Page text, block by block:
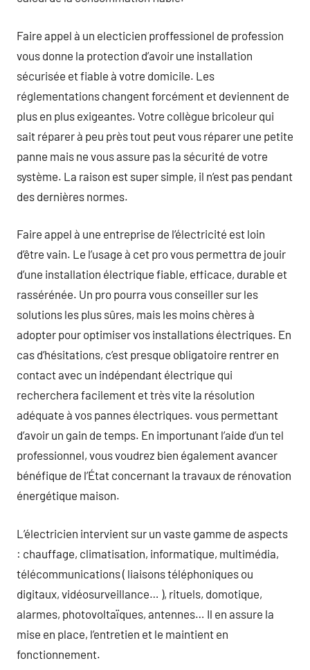
Faire appel à un electicien proffessionel de profession
vous donne la protection d’avoir une installation
sécurisée et fiable à votre domicile. Les
réglementations changent forcément et deviennent de
plus en plus exigeantes. Votre collègue bricoleur qui
sait réparer à peu près tout peut vous réparer une petite
panne mais ne vous assure pas la sécurité de votre
système. La raison est super simple, il n’est pas pendant
des dernières normes.
Faire appel à une entreprise de l’électricité est loin
d’être vain. Le l’usage à cet pro vous permettra de jouir
d’une installation électrique fiable, efficace, durable et
rassérénée. Un pro pourra vous conseiller sur les
solutions les plus sûres, mais les moins chères à
adopter pour optimiser vos installations électriques. En
cas d’hésitations, c’est presque obligatoire rentrer en
contact avec un indépendant électrique qui
recherchera facilement et très vite la résolution
adéquate à vos pannes électriques. vous permettant
d’avoir un gain de temps. En importunant l’aide d’un tel
professionnel, vous voudrez bien également avancer
bénéfique de l’État concernant la travaux de rénovation
énergétique maison.
L’électricien intervient sur un vaste gamme de aspects
: chauffage, climatisation, informatique, multimédia,
télécommunications ( liaisons téléphoniques ou
digitaux, vidéosurveillance… ), rituels, domotique,
alarmes, photovoltaïques, antennes… Il en assure la
mise en place, l’entretien et le maintient en
fonctionnement.